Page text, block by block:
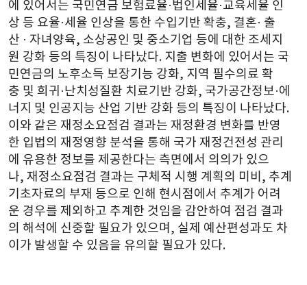
에 있어서는 국민연금 보험료율·법인세율·교육세율 인
상 등 요율·세율 인상을 통한 수입기반 확충, 결혼· 출
산 · 자녀양육, 소상공인 및 중소기업 등에 대한 조세지
원 강화 등의 특징이 나타났다. 지출 변화에 있어서는 국
민연금의 노후소득 보장기능 강화, 지역 필수의료 확
충 및 희귀·난치성질환 치료기반 강화, 국가공간정보·에
너지 및 인공지능 산업 기반 강화 등의 특징이 나타났다.
이와 같은 재정소요점검 결과는 재정환경 변화를 반영
한 입법의 재정영향 분석을 통해 국가 재정건전성 관리
에 유용한 정보를 제공한다는 측면에서 의의가 있으
나, 재정소요점검 결과는 구체적 시행 계획의 미비, 추계
기초자료의 부재 등으로 인해 현시점에서 추계가 어려
운 경우를 제외하고 추계한 것임을 감안하여 점검 결과
의 해석에 신중할 필요가 있으며, 실제 예산편성과도 차
이가 발생할 수 있음을 유의할 필요가 있다.